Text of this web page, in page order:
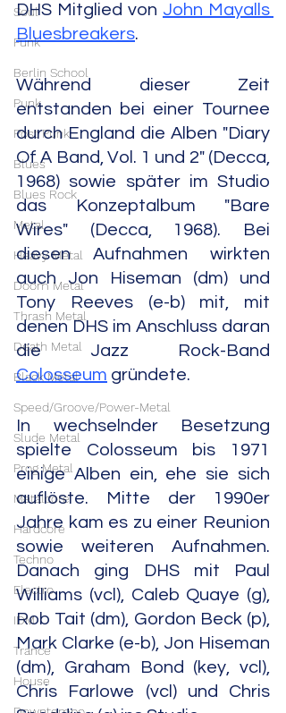
Soul
Funk
Berlin School
Punk
Post Punk
Blues
Blues Rock
Metal
Heavy Metal
Doom Metal
Thrash Metal
Death Metal
Black Metal
Speed/Groove/Power-Metal
Slude Metal
Prog Metal
Metalcore
Hardcore
Techno
Electro
IDM
Trance
House
DHS Mitglied von John Mayalls
Bluesbreakers.
Während dieser Zeit
entstanden bei einer Tournee
durch England die Alben "Diary
Of A Band, Vol. 1 und 2" (Decca,
1968) sowie später im Studio
das Konzeptalbum "Bare
Wires" (Decca, 1968). Bei
diesen Aufnahmen wirkten
auch Jon Hiseman (dm) und
Tony Reeves (e-b) mit, mit
denen DHS im Anschluss daran
Colosseum gründete.
In wechselnder Besetzung
spielte Colosseum bis 1971
einige Alben ein, ehe sie sich
auflöste. Mitte der 1990er
Jahre kam es zu einer Reunion
sowie weiteren Aufnahmen.
Danach ging DHS mit Paul
Williams (vcl), Caleb Quaye (g),
Rob Tait (dm), Gordon Beck (p),
Mark Clarke (e-b), Jon Hiseman
(dm), Graham Bond (key, vcl),
Chris Farlowe (vcl) und Chris